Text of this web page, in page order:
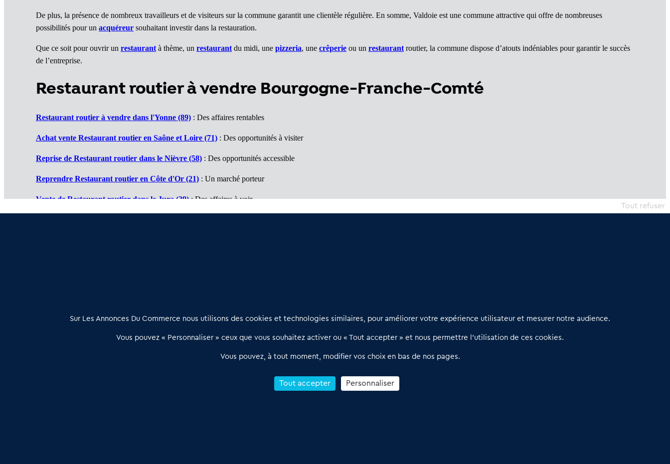
De plus, la présence de nombreux travailleurs et de visiteurs sur la commune garantit une clientèle régulière. En somme, Valdoie est une commune attractive qui offre de nombreuses
possibilités pour un acquéreur souhaitant investir dans la restauration.
Que ce soit pour ouvrir un restaurant à thème, un restaurant du midi, une pizzeria, une crêperie ou un restaurant routier, la commune dispose d’atouts indéniables pour garantir le succès
de l’entreprise.
Restaurant routier à vendre Bourgogne-Franche-Comté
Restaurant routier à vendre dans l'Yonne (89) : Des affaires rentables
Achat vente Restaurant routier en Saône et Loire (71) : Des opportunités à visiter
Reprise de Restaurant routier dans le Nièvre (58) : Des opportunités accessible
Reprendre Restaurant routier en Côte d'Or (21) : Un marché porteur
Vente de Restaurant routier dans le Jura (39): Des affaires à voir
relation qualifiée conçu pour les acteurs de l’immobilier commercial
02 54 56 03 17
Contactez-nous
Notre solution
Offres Pro
Qui sommes nous ?
Petitscommerces : Un partenariat au service du commerce de
Sur Les Annonces Du Commerce nous utilisons des cookies et technologies similaires, pour améliorer votre expérience utilisateur et mesurer notre audience.
Vous pouvez « Personnaliser » ceux que vous souhaitez activer ou « Tout accepter » et nous permettre l’utilisation de ces cookies.
Vous pouvez, à tout moment, modifier vos choix en bas de nos pages.
Tout accepter
Tout refuser
Personnaliser